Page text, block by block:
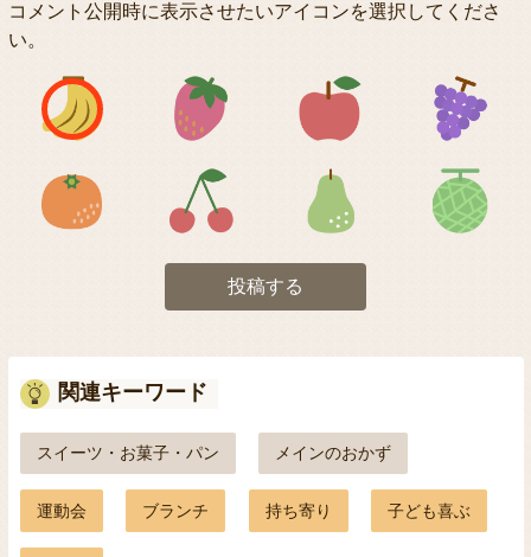
コメント公開時に表示させたいアイコンを選択してくださ
い。
アイコン1 アイコン2 アイコン3
アイコン5 アイコン6 アイコン7
投稿する
関連キーワード
スイーツ・お菓子・パン メインのおかず
運動会 ブランチ 持ち寄り 子ども喜ぶ